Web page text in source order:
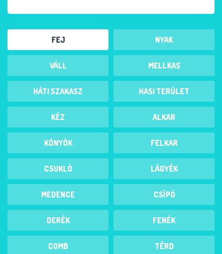
FEJ NYAK
VÁLL MELLKAS
HÁTI SZAKASZ HASI TERÜLET
KÉZ ALKAR
KÖNYÖK FELKAR
CSUKLÓ LÁGYÉK
MEDENCE CSÍPŐ
DERÉK FENÉK
COMB TÉRD